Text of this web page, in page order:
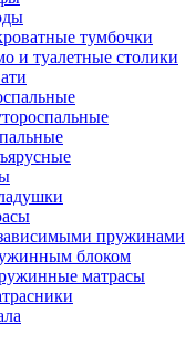
тумбочки
и туалетные столики
пружинами
блоком
матрасы